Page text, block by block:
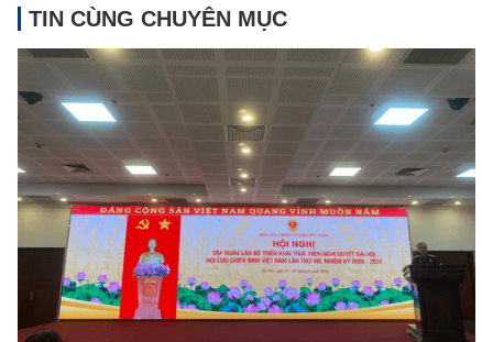
TIN CÙNG CHUYÊN MỤC